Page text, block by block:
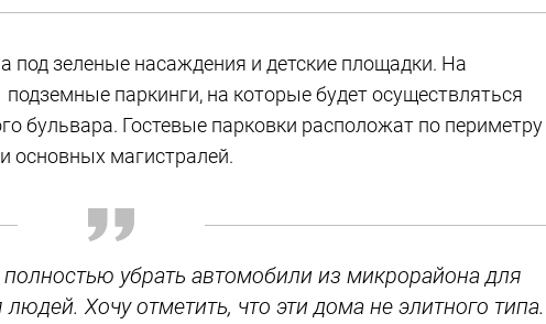
под зеленые насаждения и детские площадки. На
паркинги, на которые будет осуществляться
бульвара. Гостевые парковки расположат по периметру
основных магистралей.
убрать автомобили из микрорайона для
Хочу отметить, что эти дома не элитного типа.